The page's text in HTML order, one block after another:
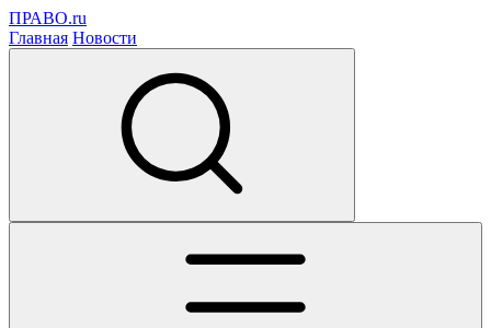
ПРАВО.ru
Главная Новости